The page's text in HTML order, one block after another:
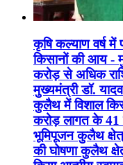
कृषि कल्याण वर्ष
किसानों की आय -
करोड़ से अधिक
मुख्यमंत्री डॉ.
कुलैथ में विशाल
करोड़ लागत के 41
भूमिपूजन कुलैथ
की घोषणा कुलैथ